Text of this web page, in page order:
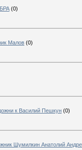
(0)
Малов (0)
к Василий Пешкун (0)
Шумилкин Анатолий